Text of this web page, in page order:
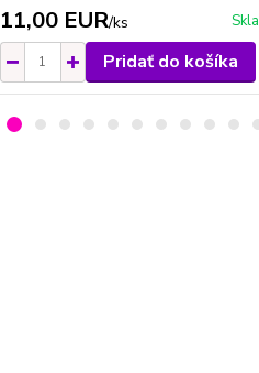
11,00 EUR/ks
Pridať do košíka